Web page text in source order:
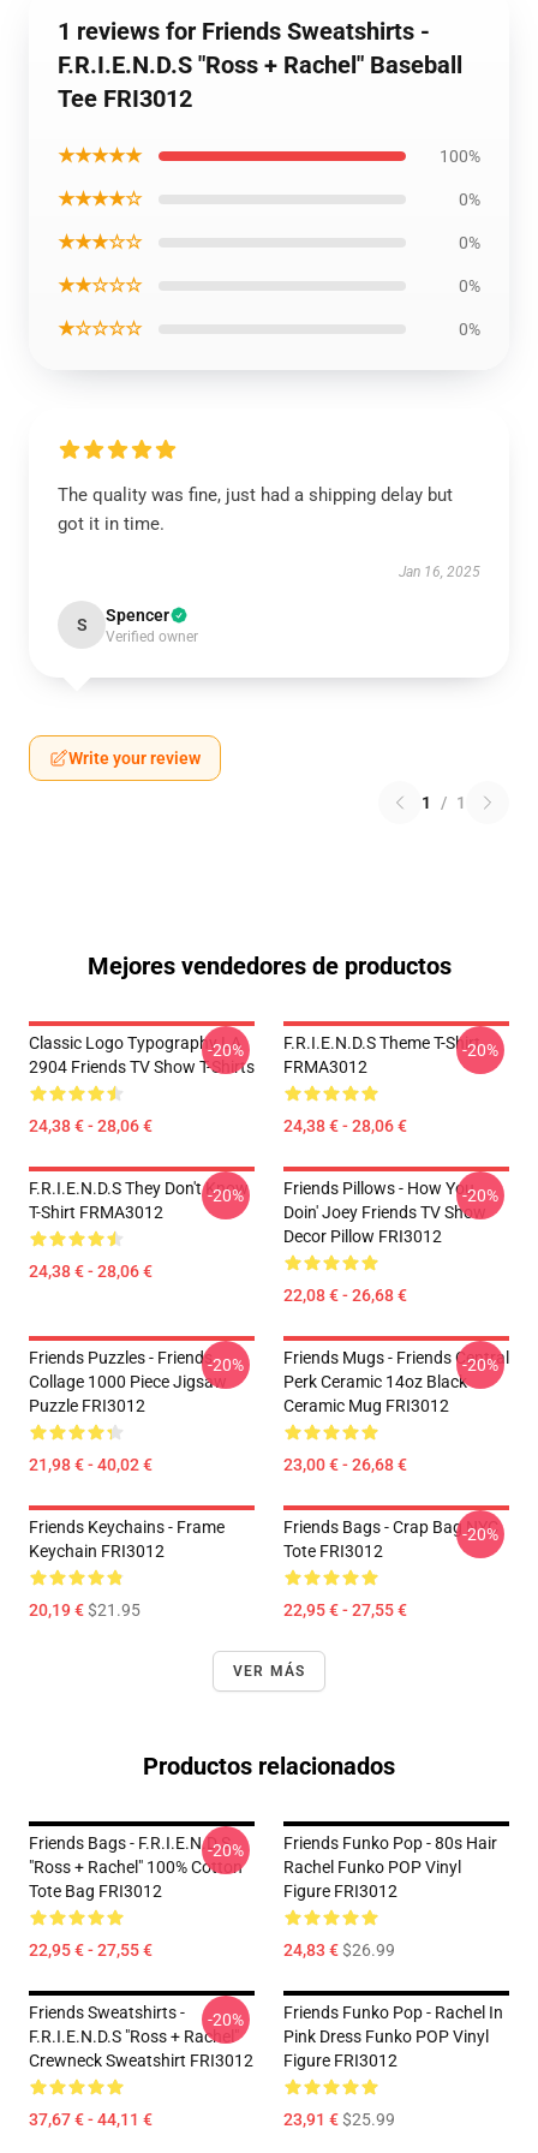
1 reviews for Friends Sweatshirts -
F.R.I.E.N.D.S "Ross + Rachel" Baseball
Tee FRI3012
★★★★★ 100%
★★★★☆ 0%
★★★☆☆ 0%
★★☆☆☆ 0%
★☆☆☆☆ 0%
The quality was fine, just had a shipping delay but
got it in time.
Jan 16, 2025
S Spencer
Verified owner
Write your review
1 / 1
Mejores vendedores de productos
Classic Logo Typography LA
2904 Friends TV Show T-Shirts
24,38 € - 28,06 €
-20%
F.R.I.E.N.D.S Theme T-Shirt
FRMA3012
24,38 € - 28,06 €
-20%
F.R.I.E.N.D.S They Don't Know
T-Shirt FRMA3012
24,38 € - 28,06 €
-20%
Friends Pillows - How You
Doin' Joey Friends TV Show
Decor Pillow FRI3012
22,08 € - 26,68 €
-20%
Friends Puzzles - Friends
Collage 1000 Piece Jigsaw
Puzzle FRI3012
21,98 € - 40,02 €
-20%
Friends Mugs - Friends Central
Perk Ceramic 14oz Black
Ceramic Mug FRI3012
23,00 € - 26,68 €
-20%
Friends Keychains - Frame
Keychain FRI3012
20,19 €$21.95
Friends Bags - Crap Bag NYC
Tote FRI3012
22,95 € - 27,55 €
-20%
VER MÁS
Productos relacionados
Friends Bags - F.R.I.E.N.D.S
"Ross + Rachel" 100% Cotton
Tote Bag FRI3012
22,95 € - 27,55 €
-20%
Friends Funko Pop - 80s Hair
Rachel Funko POP Vinyl
Figure FRI3012
24,83 €$26.99
Friends Sweatshirts -
F.R.I.E.N.D.S "Ross + Rachel"
Crewneck Sweatshirt FRI3012
37,67 € - 44,11 €
-20%
Friends Funko Pop - Rachel In
Pink Dress Funko POP Vinyl
Figure FRI3012
23,91 €$25.99